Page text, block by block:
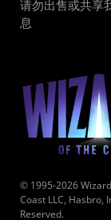
请勿出售或共享
息
© 1995-2026
Coast LLC, Hasbro,
Reserved.